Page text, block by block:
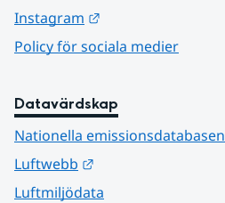
Instagram
Policy för sociala medier
Datavärdskap
Nationella emissionsdatabasen
Luftwebb
Luftmiljödata